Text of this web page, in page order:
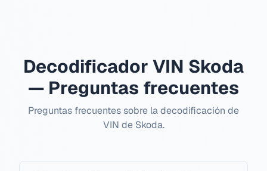
Decodificador VIN Skoda
— Preguntas frecuentes
Preguntas frecuentes sobre la decodificación de
VIN de Skoda.